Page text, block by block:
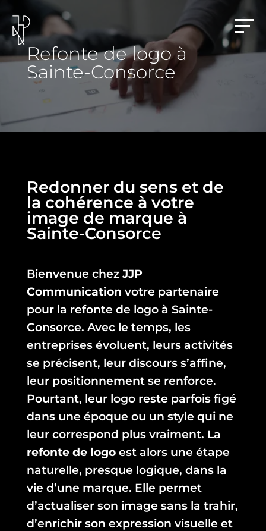
Refonte de logo à
Sainte-Consorce
Redonner du sens et de
la cohérence à votre
image de marque à
Sainte-Consorce
Bienvenue chezJJP
Communication votre partenaire
pour la refonte de logo à Sainte-
Consorce. Avec le temps, les
entreprises évoluent, leurs activités
se précisent, leur discours s’affine,
leur positionnement se renforce.
Pourtant, leur logo reste parfois figé
dans une époque ou un style qui ne
leur correspond plus vraiment. La
refonte de logoest alors une étape
naturelle, presque logique, dans la
vie d’une marque. Elle permet
d’actualiser son image sans la trahir,
d’enrichir son expression visuelle et